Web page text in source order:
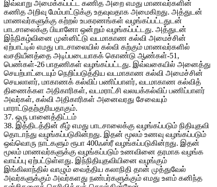
இவ்வாறு அமைக்கப்பட்ட கணித அறை எமது மாணவர்களின்
கணித அறிவு மேம்பாட்டுக்கு உதவுவதாக அமைகிறது. அத்துடன்
மாணவர்களுக்கு கற்றல் உபகரணங்கள் வழங்கப்பட்டதுடன்
பாடசாலைக்கு பியானோ ஒன்றும் வழங்கப்பட்டது. அத்துடன்
இந்நிகழ்வினை முன்னிட்டு வடமாகாண கல்வி அமைச்சின்
ஏற்பாட்டில் எமது பாடசாலையில் கல்வி கற்கும் மாணவர்களில்
வசதியீனத்தை அடிப்படையாகக் கொண்டு ஆண்கள்-51,
பெண்கள்-26 பாதணிகள் வழங்கப்பட்டது. இவ்வகையில் அனைத்து
செயற்பாட்டையும் நெறிப்படுத்திய வடமாகாண கல்வி அமைச்சின்
செயலாளர், மாகாணக் கல்விப் பணிப்பாளர், வடமாகாண கல்வித்
திணைக்கள அதிகாரிகள், வடமராட்சி வலயக்கல்விப் பணிப்பாளர்
அவர்கள், கல்வி அதிகாரிகள் அனைவரது சேவையும்
பாராட்டுதற்குரியதாகும்.
37. ஒரு பானைத்திட்டம்
38. இத்திடத்தின் கீழ் எமது பாடசாலைக்கு வழங்கப்படும் நிதியுதவி
தொடாந்து வழங்கப்படுகின்றது. இதன் மூலம் உணவு வழங்கப்படும்
ஒவ்வொரு நாட்களும் ரூபா 400ஃஸ்ரீ வழங்கப்படுகின்றது. இதன்
மூலம் மாணவர்களுக்கு வழங்கப்படும் உணவினை தரமாக வழங்க
வாய்ப்பு ஏற்பட்டுள்ளது. இந்நிதியுதவியினை வழங்கும்
இங்கிலாந்தில் வாழும் வைத்திய கலாநிதி தான் முத்துவேல்
அவர்களுக்கும் அவர்களது நண்பர்களுக்கும் எமது உளம் கனிந்த